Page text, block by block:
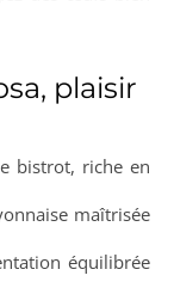
plaisir
bistrot, riche en
maîtrisée
équilibrée